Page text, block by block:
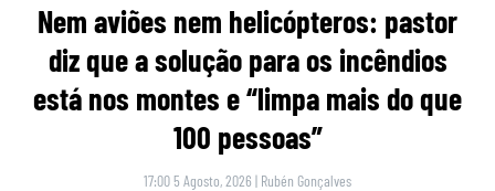
Nem aviões nem helicópteros: pastor
diz que a solução para os incêndios
está nos montes e “limpa mais do que
100 pessoas”
17:00 5 Agosto, 2026 | Rubén Gonçalves